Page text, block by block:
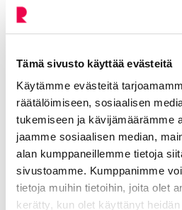
Tämä sivusto käyttää evästeitä
Käytämme evästeitä
räätälöimiseen, sosiaalisen
tukemiseen ja kävijämäärämme
jaamme sosiaalisen median,
alan kumppaneillemme tietoja
sivustoamme. Kumppanimme
tietoja muihin tietoihin, joita olet
kerätty, kun olet käyttänyt
kello 10.30–12.00 Riihikiven
Perjantaisin
kello 10.30–12.00 Hirsimäen
Lisätietoja
Mari Lanu
ohjaaja, avoin senioritoiminta
p. 040 330 4981